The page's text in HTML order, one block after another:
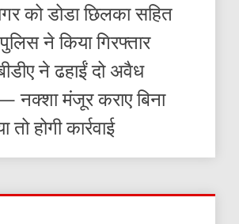
को डोडा छिलका सहित
ने किया गिरफ्तार
ने ढहाईं दो अवैध
नक्शा मंजूर कराए बिना
तो होगी कार्रवाई